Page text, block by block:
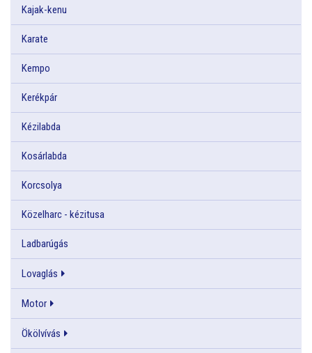
Kajak-kenu
Karate
Kempo
Kerékpár
Kézilabda
Kosárlabda
Korcsolya
Közelharc - kézitusa
Ladbarúgás
Lovaglás
Motor
Ökölvívás